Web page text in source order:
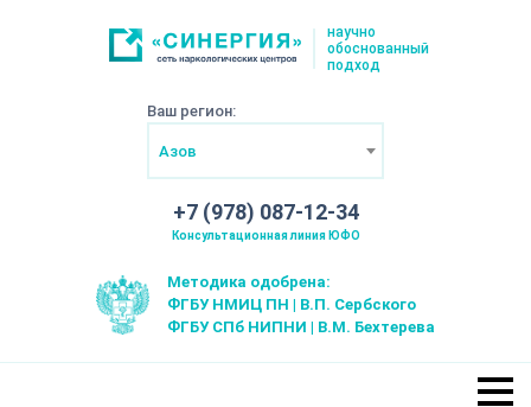
научно
обоснованный
подход
Ваш регион:
Азов
+7 (978) 087-12-34
Консультационная линия ЮФО
Методика одобрена:
ФГБУ НМИЦ ПН | В.П. Сербского
ФГБУ СПб НИПНИ | В.М. Бехтерева